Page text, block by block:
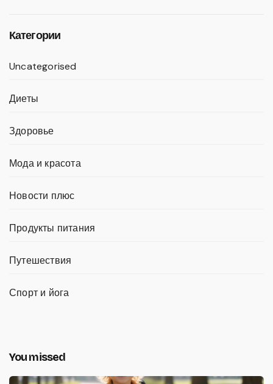
Категории
Uncategorised
Диеты
Здоровье
Мода и красота
Новости плюс
Продукты питания
Путешествия
Спорт и йога
You missed